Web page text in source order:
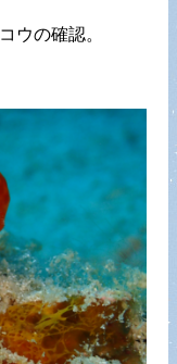
ウの確認。